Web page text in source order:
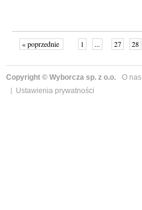
« poprzednie 1 ... 27 28
Copyright © Wyborcza sp. z o.o. O nas
Ustawienia prywatności